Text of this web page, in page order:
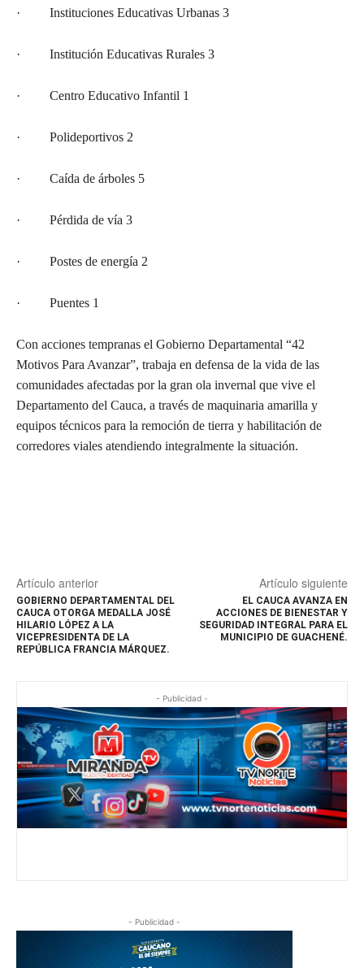
· Instituciones Educativas Urbanas 3
· Institución Educativas Rurales 3
· Centro Educativo Infantil 1
· Polideportivos 2
· Caída de árboles 5
· Pérdida de vía 3
· Postes de energía 2
· Puentes 1
Con acciones tempranas el Gobierno Departamental “42
Motivos Para Avanzar”, trabaja en defensa de la vida de las
comunidades afectadas por la gran ola invernal que vive el
Departamento del Cauca, a través de maquinaria amarilla y
equipos técnicos para la remoción de tierra y habilitación de
corredores viales atendiendo integralmente la situación.
Artículo anterior
GOBIERNO DEPARTAMENTAL DEL
CAUCA OTORGA MEDALLA JOSÉ
HILARIO LÓPEZ A LA
VICEPRESIDENTA DE LA
REPÚBLICA FRANCIA MÁRQUEZ.
Artículo siguiente
EL CAUCA AVANZA EN
ACCIONES DE BIENESTAR Y
SEGURIDAD INTEGRAL PARA EL
MUNICIPIO DE GUACHENÉ.
- Publicidad -
- Publicidad -